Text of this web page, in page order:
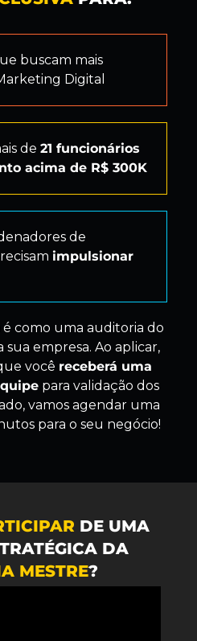
buscam mais
Digital
de 21 funcionários
acima de R$ 300K
de
impulsionar
é como uma auditoria do
empresa. Ao aplicar,
você receberá uma
para validação dos
vamos agendar uma
para o seu negócio!
DE UMA
DA
MESTRE?